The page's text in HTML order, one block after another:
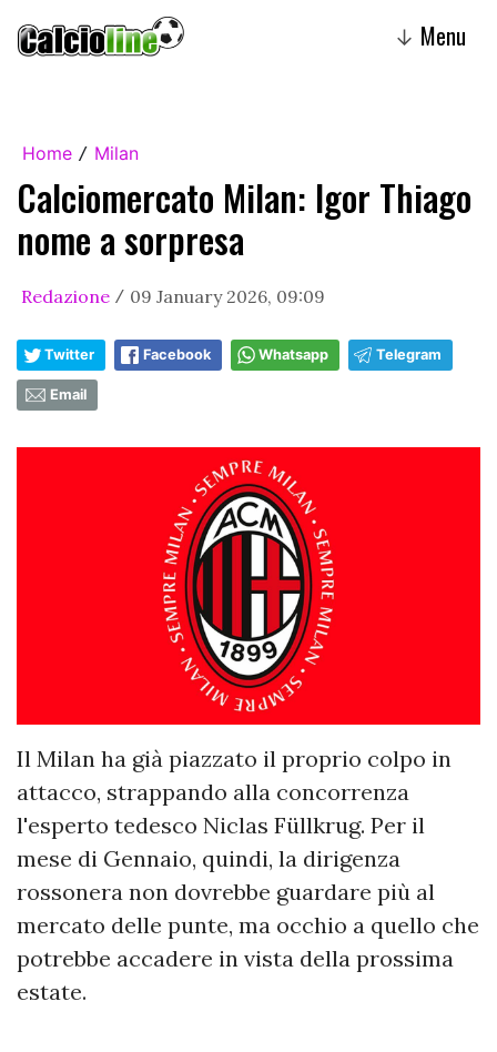
↓ Menu
Home / Milan
Calciomercato Milan: Igor Thiago
nome a sorpresa
Redazione / 09 January 2026, 09:09
Twitter Facebook Whatsapp Telegram
Email
Il Milan ha già piazzato il proprio colpo in
attacco, strappando alla concorrenza
l'esperto tedesco Niclas Füllkrug. Per il
mese di Gennaio, quindi, la dirigenza
rossonera non dovrebbe guardare più al
mercato delle punte, ma occhio a quello che
potrebbe accadere in vista della prossima
estate.